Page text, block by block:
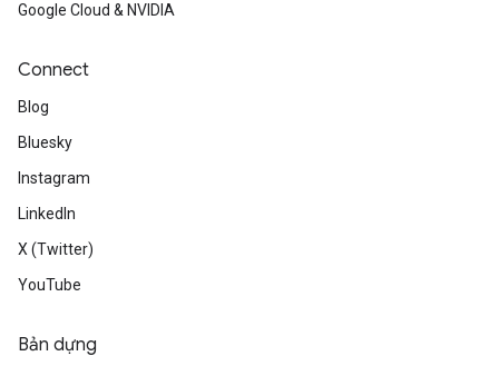
Google Cloud & NVIDIA
Connect
Blog
Bluesky
Instagram
LinkedIn
X (Twitter)
YouTube
Bản dựng